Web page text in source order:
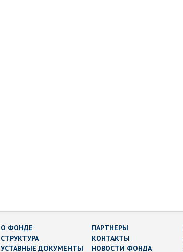
О ФОНДЕ
СТРУКТУРА
УСТАВНЫЕ ДОКУМЕНТЫ
ПАРТНЕРЫ
КОНТАКТЫ
НОВОСТИ ФОНДА